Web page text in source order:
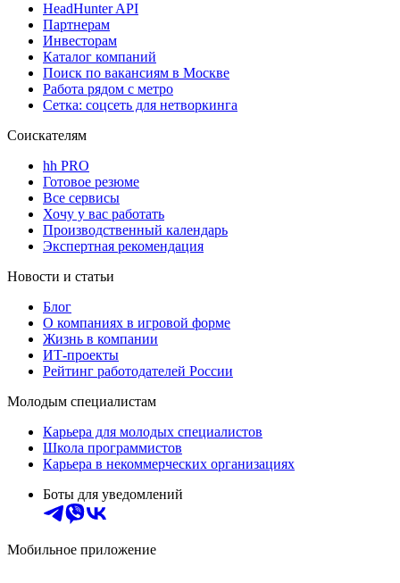
HeadHunter API
Партнерам
Инвесторам
Каталог компаний
Поиск по вакансиям в Москве
Работа рядом с метро
Сетка: соцсеть для нетворкинга
Соискателям
hh PRO
Готовое резюме
Все сервисы
Хочу у вас работать
Производственный календарь
Экспертная рекомендация
Новости и статьи
Блог
О компаниях в игровой форме
Жизнь в компании
ИТ-проекты
Рейтинг работодателей России
Молодым специалистам
Карьера для молодых специалистов
Школа программистов
Карьера в некоммерческих организациях
Боты для уведомлений
Мобильное приложение